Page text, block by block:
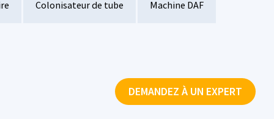
Colonisateur de tube Machine DAF
DEMANDEZ À UN EXPERT